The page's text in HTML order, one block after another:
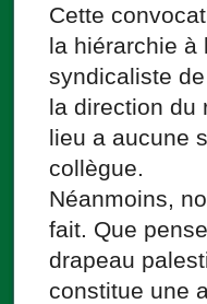
Cette
la hiérarchie à
syndicaliste
la direction du
lieu a aucune
collègue.
Néanmoins,
fait. Que
drapeau
constitue une